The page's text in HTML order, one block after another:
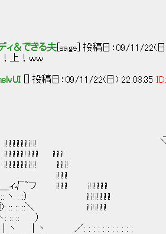
ィ＆できる夫 [sage] 投稿日：09/11/22(
上！ｗｗ
[] 投稿日：09/11/22(日) 22:08:35 ID:
＼ ＼ ./＼
i!i!i! ＼ ＼/
i!i!i!
/
√~フ i!i!i! i!i!i!i!i!
＾: :: ヽ : :） i!i!i!i!i!i!
:＼: ::⑪: :: :: ::＼
ｗｗｗｗwヽ: ::
｜ヽ ｜ヽ ／: : : : : : : :